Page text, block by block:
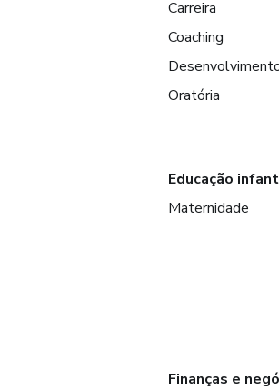
Carreira
Coaching
Oratória
Educação
Maternidade
Finanças e